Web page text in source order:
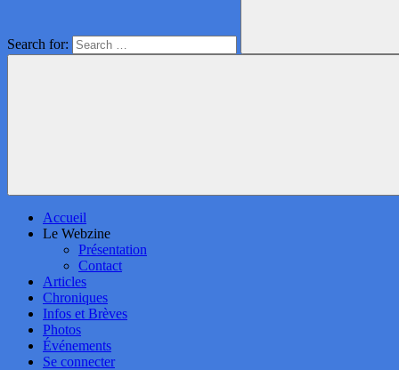
Search for:
Accueil
Le Webzine
Présentation
Contact
Articles
Chroniques
Infos et Brèves
Photos
Événements
Se connecter